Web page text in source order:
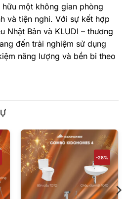
một không gian phòng
và tiện nghi. Với sự kết hợp
Nhật Bản và KLUDI – thương
đến trải nghiệm sử dụng
năng lượng và bền bỉ theo
-28%